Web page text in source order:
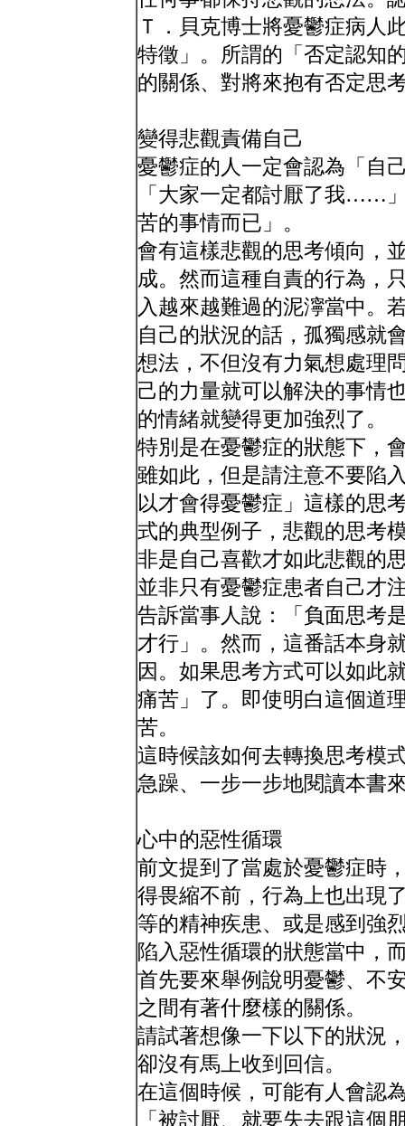
Ｔ．貝克博士將憂鬱症病人
特徵」。所謂的「否定認知
的關係、對將來抱有否定思
變得悲觀責備自己
憂鬱症的人一定會認為「自
「大家一定都討厭了我……
苦的事情而已」。
會有這樣悲觀的思考傾向，
成。然而這種自責的行為，
入越來越難過的泥濘當中。
自己的狀況的話，孤獨感就
想法，不但沒有力氣想處理
己的力量就可以解決的事情
的情緒就變得更加強烈了。
特別是在憂鬱症的狀態下，
雖如此，但是請注意不要陷
以才會得憂鬱症」這樣的思
式的典型例子，悲觀的思考
非是自己喜歡才如此悲觀的
並非只有憂鬱症患者自己才
告訴當事人說：「負面思考
才行」。然而，這番話本身
因。如果思考方式可以如此
痛苦」了。即使明白這個道
苦。
這時候該如何去轉換思考模
急躁、一步一步地閱讀本書
心中的惡性循環
前文提到了當處於憂鬱症時
得畏縮不前，行為上也出現
等的精神疾患、或是感到強
陷入惡性循環的狀態當中，
首先要來舉例說明憂鬱、不
之間有著什麼樣的關係。
請試著想像一下以下的狀況
卻沒有馬上收到回信。
在這個時候，可能有人會認
「被討厭、就要失去跟這個